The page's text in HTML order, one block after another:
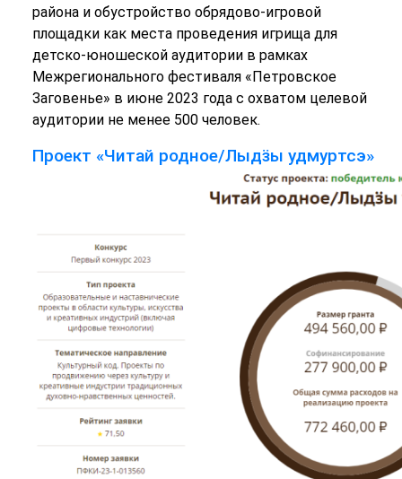
района и обустройство обрядово-игровой
площадки как места проведения игрища для
детско-юношеской аудитории в рамках
Межрегионального фестиваля «Петровское
Заговенье» в июне 2023 года с охватом целевой
аудитории не менее 500 человек.
Проект «Читай родное/Лыдӟы удмуртсэ»